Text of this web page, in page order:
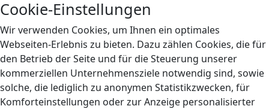
Cookie-Einstellungen
Wir verwenden Cookies, um Ihnen ein optimales
Webseiten-Erlebnis zu bieten. Dazu zählen Cookies, die für
den Betrieb der Seite und für die Steuerung unserer
kommerziellen Unternehmensziele notwendig sind, sowie
solche, die lediglich zu anonymen Statistikzwecken, für
Komforteinstellungen oder zur Anzeige personalisierter